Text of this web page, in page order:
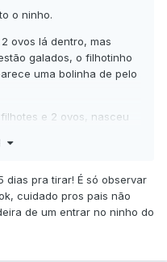
o ninho.
ovos lá dentro, mas
galados, o filhotinho
uma bolinha de pelo
e 2 ovos, nasceu
de olhos abertos, e um
vai nascer o do outro
dias pra tirar! É só observar
cuidado pros pais não
de um entrar no ninho do